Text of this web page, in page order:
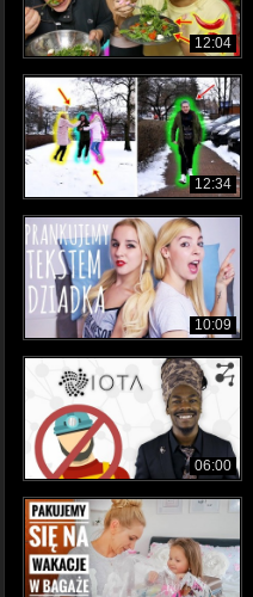
12:04
12:34
10:09
06:00